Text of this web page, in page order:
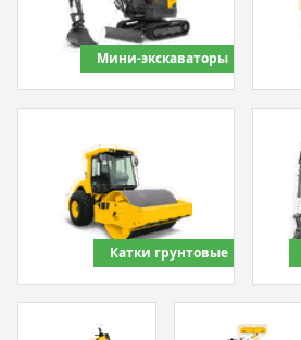
Мини-экскаваторы
Катки грунтовые